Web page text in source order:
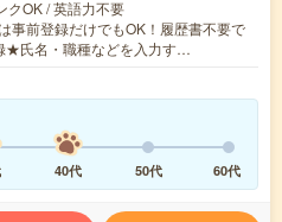
クOK / 英語力不要
事前登録だけでもOK！履歴書不要で
★氏名・職種などを入力す…
40代 50代 60代